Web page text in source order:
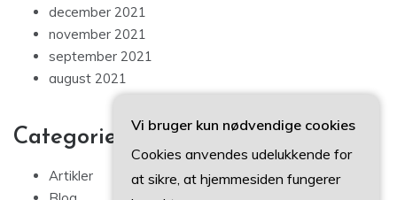
december 2021
november 2021
september 2021
august 2021
Categories
Artikler
Vi bruger kun nødvendige cookies
Cookies anvendes udelukkende for
at sikre, at hjemmesiden fungerer